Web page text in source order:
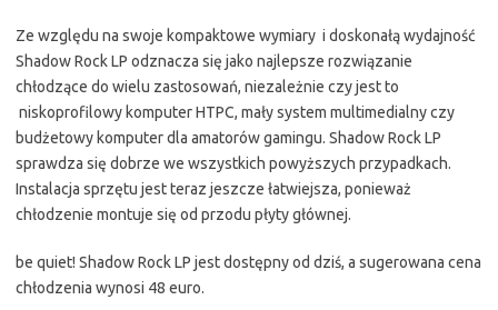
Ze względu na swoje kompaktowe wymiary i doskonałą wydajność
Shadow Rock LP odznacza się jako najlepsze rozwiązanie
chłodzące do wielu zastosowań, niezależnie czy jest to
niskoprofilowy komputer HTPC, mały system multimedialny czy
budżetowy komputer dla amatorów gamingu. Shadow Rock LP
sprawdza się dobrze we wszystkich powyższych przypadkach.
Instalacja sprzętu jest teraz jeszcze łatwiejsza, ponieważ
chłodzenie montuje się od przodu płyty głównej.
be quiet! Shadow Rock LP jest dostępny od dziś, a sugerowana cena
chłodzenia wynosi 48 euro.